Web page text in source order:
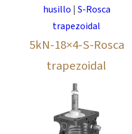
husillo | S-Rosca
trapezoidal
5kN-18×4-S-Rosca
trapezoidal